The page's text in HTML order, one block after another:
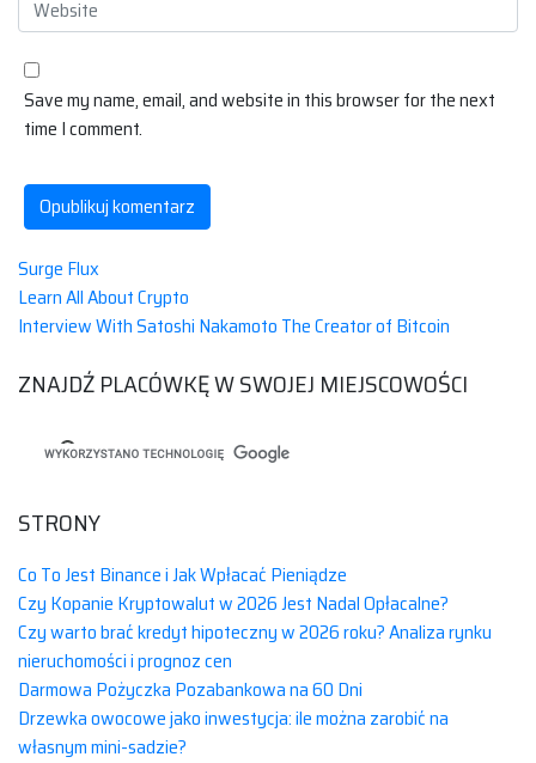
Save my name, email, and website in this browser for the next
time I comment.
Surge Flux
Learn All About Crypto
Interview With Satoshi Nakamoto The Creator of Bitcoin
ZNAJDŹ PLACÓWKĘ W SWOJEJ MIEJSCOWOŚCI
STRONY
Co To Jest Binance i Jak Wpłacać Pieniądze
Czy Kopanie Kryptowalut w 2026 Jest Nadal Opłacalne?
Czy warto brać kredyt hipoteczny w 2026 roku? Analiza rynku
nieruchomości i prognoz cen
Darmowa Pożyczka Pozabankowa na 60 Dni
Drzewka owocowe jako inwestycja: ile można zarobić na
własnym mini-sadzie?